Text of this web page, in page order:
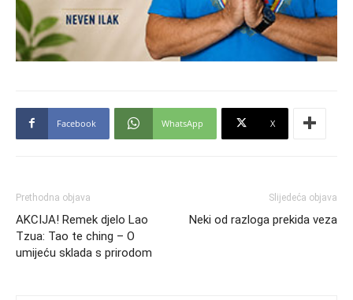
Facebook WhatsApp X
Prethodna objava
AKCIJA! Remek djelo Lao
Tzua: Tao te ching – O
umijeću sklada s prirodom
Slijedeća objava
Neki od razloga prekida veza